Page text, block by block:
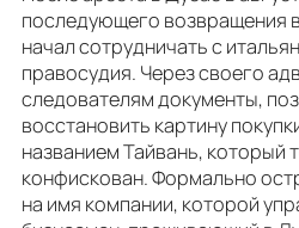
последующего возвращения
начал сотрудничать с
правосудия. Через своего
следователям документы,
восстановить картину
названием Тайвань, который
конфискован. Формально
на имя компании, которой